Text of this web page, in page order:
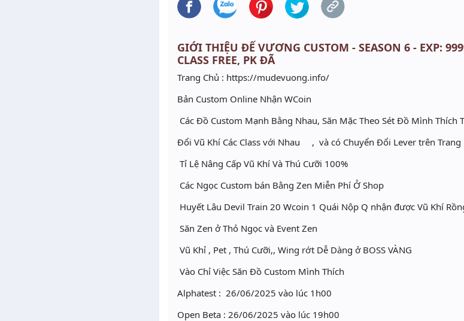
GIỚI THIỆU ĐẾ VƯƠNG CUSTOM - SEASON 6 - EXP:
CLASS FREE, PK ĐÃ
Trang Chủ : https://mudevuong.info/
Bản Custom Online Nhận WCoin
Các Đồ Custom Mạnh Bằng Nhau, Săn Mặc Theo Sét Đồ Mình Thích
Đổi Vũ Khí Các Class với Nhau , và có Chuyển Đổi Lever trên Trang
Tỉ Lệ Nâng Cấp Vũ Khí Và Thú Cưỡi 100%
Các Ngọc Custom bán Bằng Zen Miễn Phí Ở Shop
Huyết Lâu Devil Train 20 Wcoin 1 Quái Nộp Q nhận được Vũ Khí
Săn Zen ở Thỏ Ngọc và Event Zen
Vũ Khỉ , Pet , Thú Cưỡi,, Wing rớt Dễ Dàng ở BOSS VÀNG
Vào Chỉ Việc Săn Đồ Custom Mình Thích
Alphatest : 26/06/2025 vào lúc 1h00
Open Beta : 26/06/2025 vào lúc 19h00